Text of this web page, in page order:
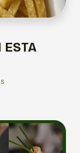
ESTA